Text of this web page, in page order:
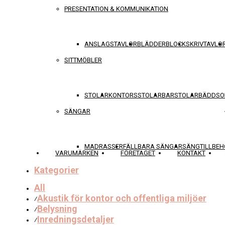
PRESENTATION & KOMMUNIKATION
ANSLAGSTAVLORBLÄDDERBLOCK
SITTMÖBLER
STOLARKONTORSSTOLARBARSTOLAR
SÄNGAR
MADRASSERFÄLLBARA SÄNGAR
VARUMÄRKEN FÖRETAGET KONTAKT
Kategorier
All
⁄Akustik för kontor och offentliga miljöer
⁄Belysning
⁄Inredningsdetaljer